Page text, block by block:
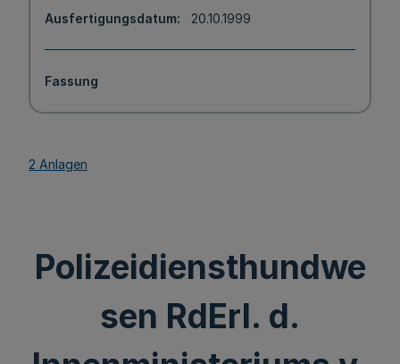
Ausfertigungsdatum 20.10.1999
Fassung
2 Anlagen
Polizeidiensthundwe
sen RdErl. d.